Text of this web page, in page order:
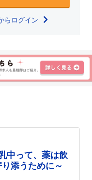
らログイン
中って、薬は飲
添うために～